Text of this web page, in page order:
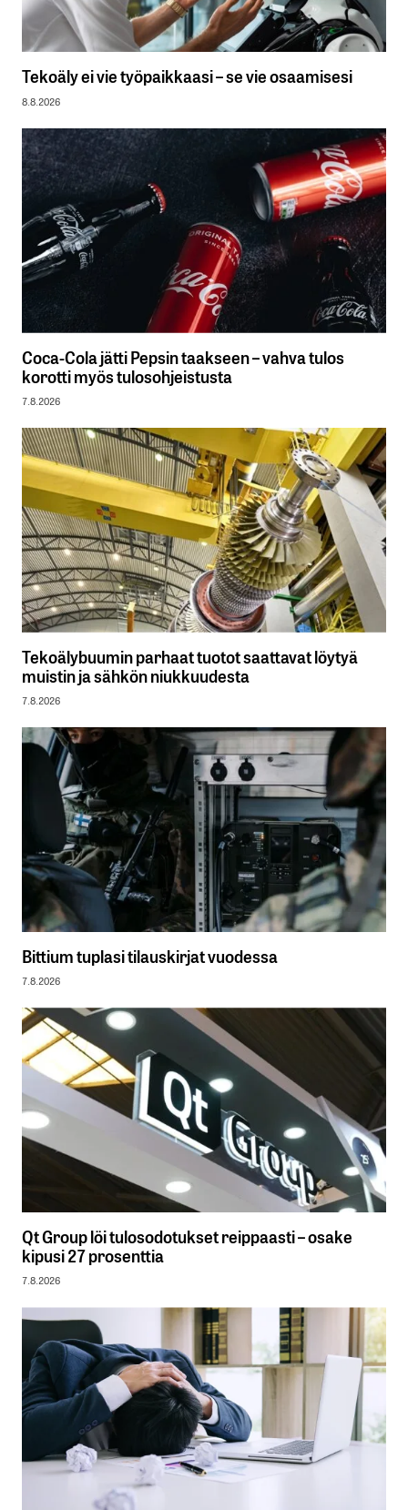
Tekoäly ei vie työpaikkaasi – se vie osaamisesi
8.8.2026
Coca-Cola jätti Pepsin taakseen – vahva tulos
korotti myös tulosohjeistusta
7.8.2026
Tekoälybuumin parhaat tuotot saattavat löytyä
muistin ja sähkön niukkuudesta
7.8.2026
Bittium tuplasi tilauskirjat vuodessa
7.8.2026
Qt Group löi tulosodotukset reippaasti – osake
kipusi 27 prosenttia
7.8.2026